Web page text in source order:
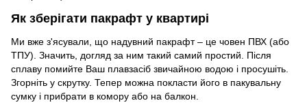
Як зберігати пакрафт у квартирі
Ми вже з'ясували, що надувний пакрафт – це човен ПВХ (або
ТПУ). Значить, догляд за ним такий самий простий. Після
сплаву помийте Ваш плавзасіб звичайною водою і просушіть.
Згорніть у скрутку. Тепер можна покласти його в пакувальну
сумку і прибрати в комору або на балкон.